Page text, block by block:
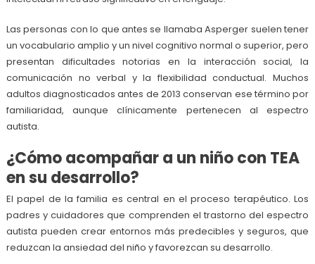
Las personas con lo que antes se llamaba Asperger suelen tener
un vocabulario amplio y un nivel cognitivo normal o superior, pero
presentan dificultades notorias en la interacción social, la
comunicación no verbal y la flexibilidad conductual. Muchos
adultos diagnosticados antes de 2013 conservan ese término por
familiaridad, aunque clínicamente pertenecen al espectro
autista.
¿Cómo acompañar a un niño con TEA
en su desarrollo?
El papel de la familia es central en el proceso terapéutico. Los
padres y cuidadores que comprenden el trastorno del espectro
autista pueden crear entornos más predecibles y seguros, que
reduzcan la ansiedad del niño y favorezcan su desarrollo.